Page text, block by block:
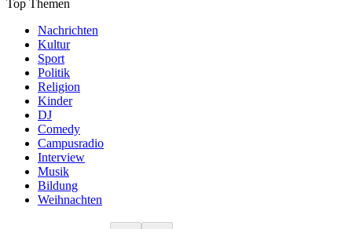
Top Themen
Nachrichten
Kultur
Sport
Politik
Religion
Kinder
DJ
Comedy
Campusradio
Interview
Musik
Bildung
Weihnachten